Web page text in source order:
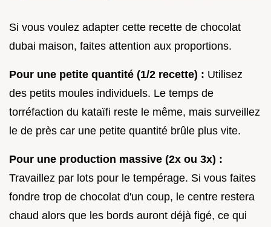
Si vous voulez adapter cette recette de chocolat
dubai maison, faites attention aux proportions.
Pour une petite quantité (1/2 recette) : Utilisez
des petits moules individuels. Le temps de
torréfaction du kataïfi reste le même, mais surveillez
le de près car une petite quantité brûle plus vite.
Pour une production massive (2x ou 3x) :
Travaillez par lots pour le tempérage. Si vous faites
fondre trop de chocolat d'un coup, le centre restera
chaud alors que les bords auront déjà figé, ce qui